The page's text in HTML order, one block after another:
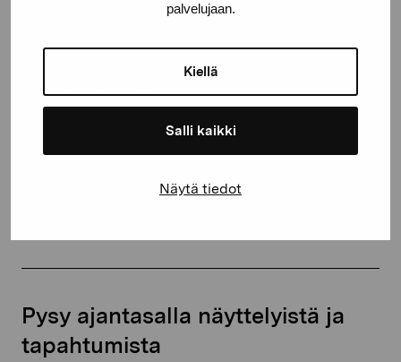
palvelujaan.
Kiellä
Salli kaikki
Näytä tiedot
Kustaa Vaasan katu 11
10600 Tammisaari
+358 (0)50 371 6339
Pysy ajantasalla näyttelyistä ja
tapahtumista